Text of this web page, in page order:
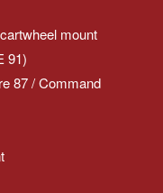
mount
91)
87 / Command